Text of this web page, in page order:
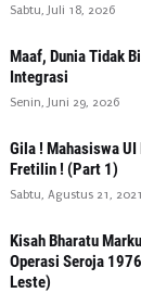
Sabtu, Juli 18, 2026
Maaf, Dunia Tidak
Integrasi
Senin, Juni 29, 2026
Gila ! Mahasiswa UI
Fretilin ! (Part 1)
Sabtu, Agustus 21, 2021
Kisah Bharatu
Operasi Seroja
Leste)